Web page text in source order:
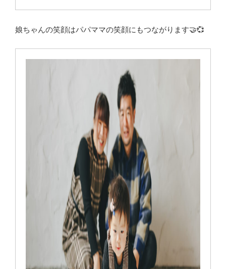
娘ちゃんの笑顔はパパママの笑顔にもつながります🤝💞